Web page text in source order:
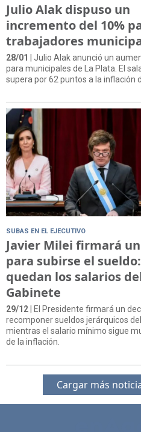
Julio Alak dispuso un
incremento del 10%
trabajadores
28/01 | Julio Alak anunció un
para municipales de La Plata. El
supera por 62 puntos a la inflación
SUBAS EN EL EJECUTIVO
Javier Milei firmará
para subirse el
quedan los salarios
Gabinete
29/12 | El Presidente firmará un
recomponer sueldos jerárquicos
mientras el salario mínimo sigue
de la inflación.
Cargar más